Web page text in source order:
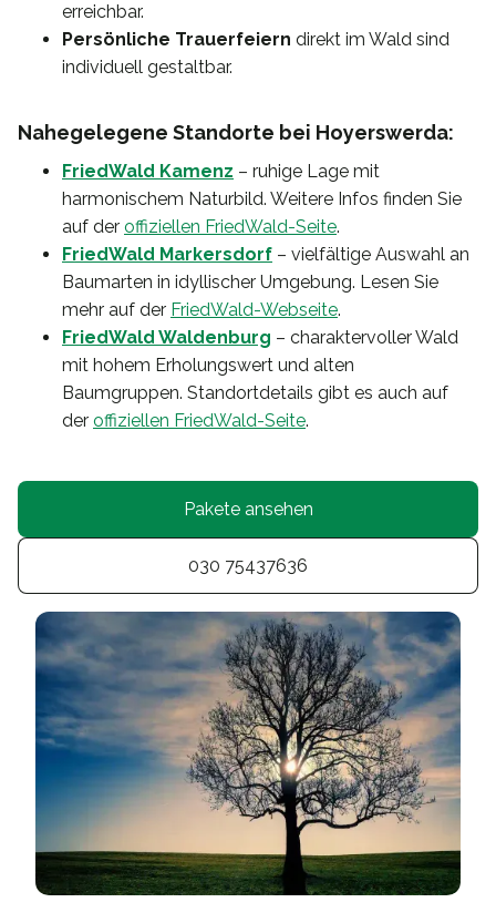
erreichbar.
Persönliche Trauerfeiern direkt im Wald sind
individuell gestaltbar.
Nahegelegene Standorte bei Hoyerswerda:
FriedWald Kamenz – ruhige Lage mit
harmonischem Naturbild. Weitere Infos finden Sie
auf der offiziellen FriedWald-Seite.
FriedWald Markersdorf – vielfältige Auswahl an
Baumarten in idyllischer Umgebung. Lesen Sie
mehr auf der FriedWald-Webseite.
FriedWald Waldenburg – charaktervoller Wald
mit hohem Erholungswert und alten
Baumgruppen. Standortdetails gibt es auch auf
der offiziellen FriedWald-Seite.
Pakete ansehen
030 75437636